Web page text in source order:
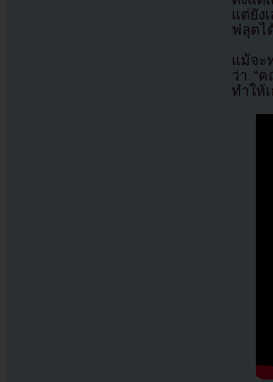
แต่ยัง
ฟลุตไ
แม้จะ
ว่า “
ทำให้